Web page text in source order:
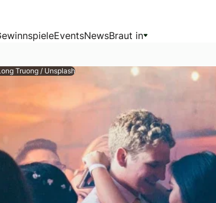
EventsNewsBraut in
Truong / Unsplash